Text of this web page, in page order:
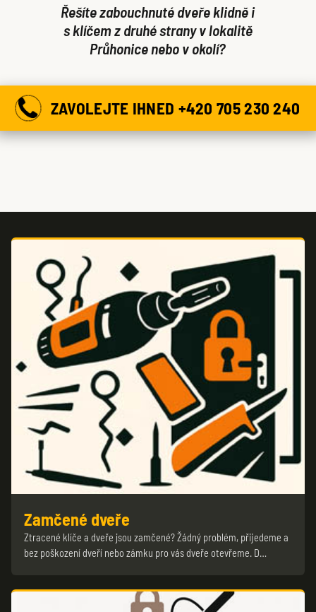
Řešíte zabouchnuté dveře klidně i
s klíčem z druhé strany v lokalitě
Průhonice nebo v okolí?
ZAVOLEJTE IHNED +420 705 230 240
Zamčené dveře
Ztracené klíče a dveře jsou zamčené? Žádný problém, přijedeme a
bez poškození dveří nebo zámku pro vás dveře otevřeme. D…